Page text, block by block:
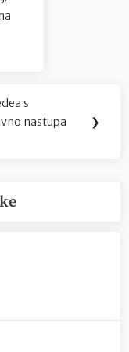
s
nastupa
❯